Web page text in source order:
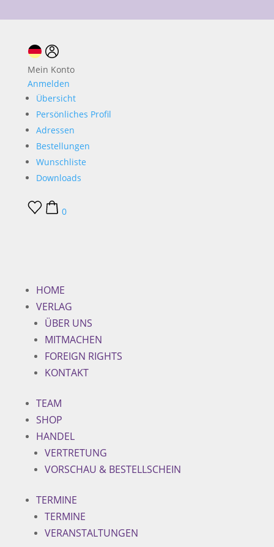
Mein Konto
Anmelden
Übersicht
Persönliches Profil
Adressen
Bestellungen
Wunschliste
Downloads
0
HOME
VERLAG
ÜBER UNS
MITMACHEN
FOREIGN RIGHTS
KONTAKT
TEAM
SHOP
HANDEL
VERTRETUNG
VORSCHAU & BESTELLSCHEIN
TERMINE
TERMINE
VERANSTALTUNGEN